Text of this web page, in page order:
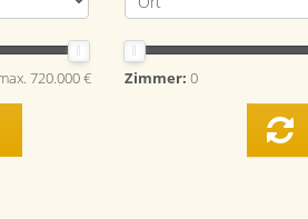
720.000 € Zimmer: 0